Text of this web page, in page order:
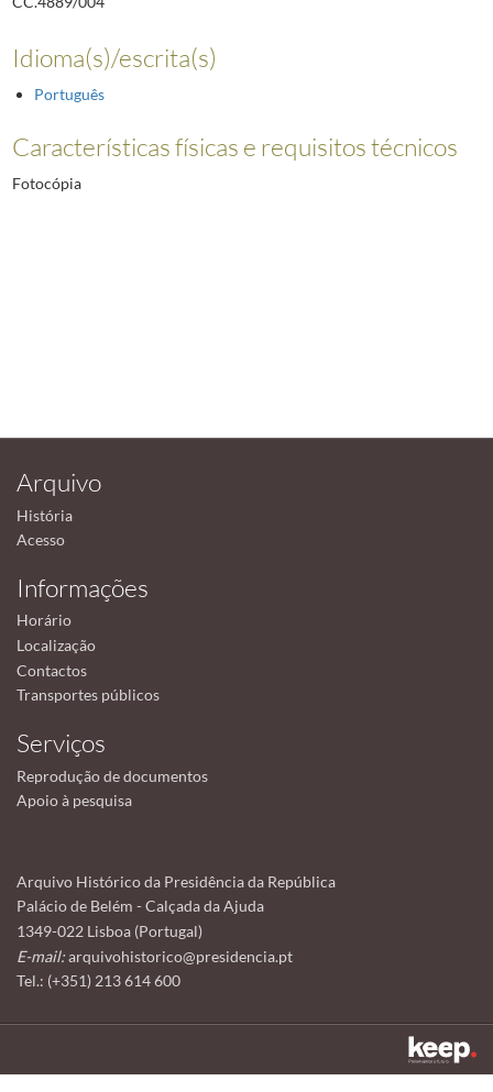
Idioma(s)/escrita(s)
Português
Características físicas e requisitos técnicos
Fotocópia
Arquivo
História
Acesso
Informações
Horário
Localização
Contactos
Transportes públicos
Serviços
Reprodução de documentos
Apoio à pesquisa
Arquivo Histórico da Presidência da República
Palácio de Belém - Calçada da Ajuda
1349-022 Lisboa (Portugal)
E-mail:arquivohistorico@presidencia.pt
Tel.: (+351) 213 614 600